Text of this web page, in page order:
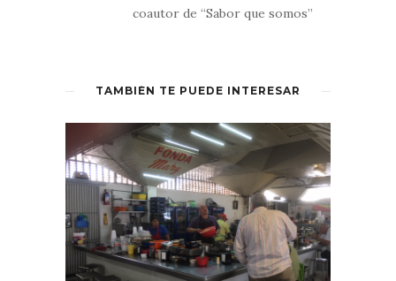
coautor de “Sabor que somos”
TAMBIÉN TE PUEDE INTERESAR